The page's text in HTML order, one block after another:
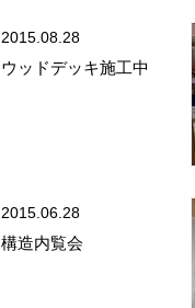
2015.08.28
ウッドデッキ施工中
2015.06.28
構造内覧会